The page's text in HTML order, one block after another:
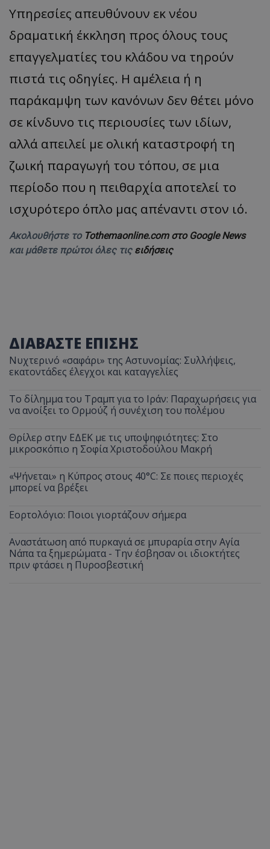
Υπηρεσίες απευθύνουν εκ νέου
δραματική έκκληση προς όλους τους
επαγγελματίες του κλάδου να τηρούν
πιστά τις οδηγίες. Η αμέλεια ή η
παράκαμψη των κανόνων δεν θέτει μόνο
σε κίνδυνο τις περιουσίες των ιδίων,
αλλά απειλεί με ολική καταστροφή τη
ζωική παραγωγή του τόπου, σε μια
περίοδο που η πειθαρχία αποτελεί το
ισχυρότερο όπλο μας απέναντι στον ιό.
Ακολουθήστε το Tothemaonline.com στο Google News
και μάθετε πρώτοι όλες τις ειδήσεις
ΔΙΑΒΑΣΤΕ ΕΠΙΣΗΣ
Νυχτερινό «σαφάρι» της Αστυνομίας: Συλλήψεις,
εκατοντάδες έλεγχοι και καταγγελίες
Το δίλημμα του Τραμπ για το Ιράν: Παραχωρήσεις για
να ανοίξει το Ορμούζ ή συνέχιση του πολέμου
Θρίλερ στην ΕΔΕΚ με τις υποψηφιότητες: Στο
μικροσκόπιο η Σοφία Χριστοδούλου Μακρή
«Ψήνεται» η Κύπρος στους 40°C: Σε ποιες περιοχές
μπορεί να βρέξει
Εορτολόγιο: Ποιοι γιορτάζουν σήμερα
Αναστάτωση από πυρκαγιά σε μπυραρία στην Αγία
Νάπα τα ξημερώματα - Την έσβησαν οι ιδιοκτήτες
πριν φτάσει η Πυροσβεστική